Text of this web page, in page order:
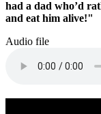
had a dad who’d
and eat him alive!"
Audio file